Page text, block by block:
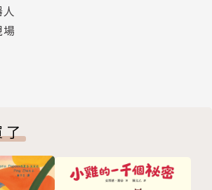
人研究團隊，用跟你說哈囉的陪伴
仿生機器人、還有靠著一隻手臂就
機器人，全面翻轉孩子們對於機器
「機器人時代來啦，歡迎光臨！
了